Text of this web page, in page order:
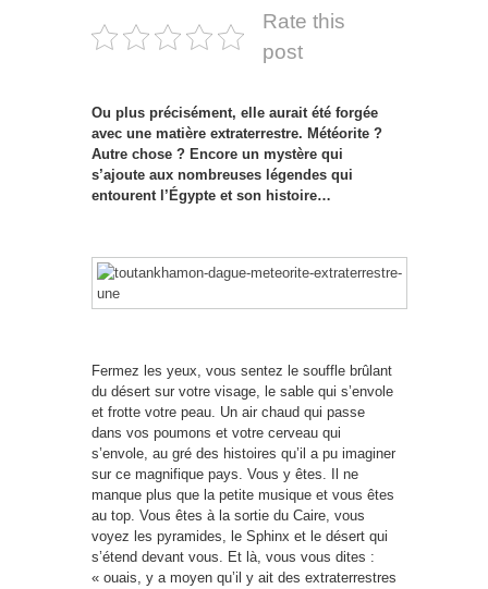
Rate this
post
Ou plus précisément, elle aurait été forgée
avec une matière extraterrestre. Météorite ?
Autre chose ? Encore un mystère qui
s’ajoute aux nombreuses légendes qui
entourent l’Égypte et son histoire…
Fermez les yeux, vous sentez le souffle brûlant
du désert sur votre visage, le sable qui s’envole
et frotte votre peau. Un air chaud qui passe
dans vos poumons et votre cerveau qui
s’envole, au gré des histoires qu’il a pu imaginer
sur ce magnifique pays. Vous y êtes. Il ne
manque plus que la petite musique et vous êtes
au top. Vous êtes à la sortie du Caire, vous
voyez les pyramides, le Sphinx et le désert qui
s’étend devant vous. Et là, vous vous dites :
« ouais, y a moyen qu’il y ait des extraterrestres